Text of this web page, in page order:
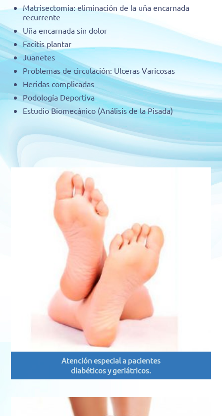
Matrisectomia: eliminación de la uña encarnada
recurrente
Uña encarnada sin dolor
Facitis plantar
Juanetes
Problemas de circulación: Ulceras Varicosas
Heridas complicadas
Podología Deportiva
Estudio Biomecánico (Análisis de la Pisada)
Atención especial a pacientes
diabéticos y geriátricos.